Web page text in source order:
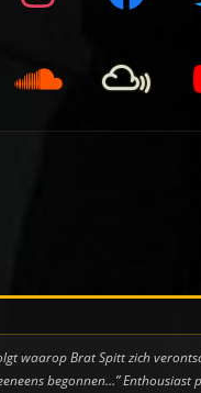
waarop Brat Spitt zich
begonnen…” Enthousiast